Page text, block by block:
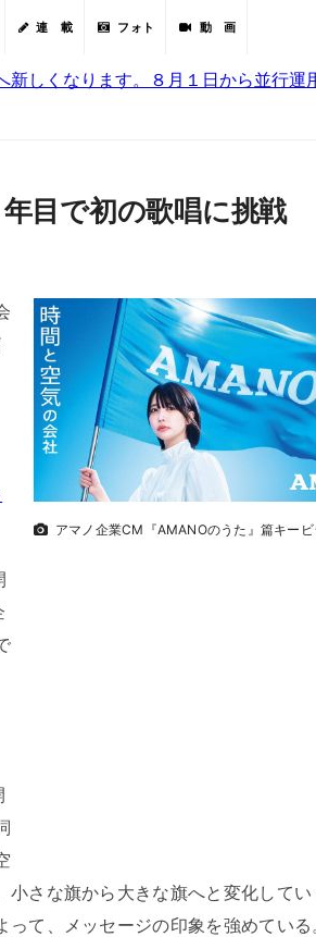
連 載 フォト 動 画
しくなります。８月１日から並行運
目で初の歌唱に挑戦
アマノ企業CM『AMANOのうた』篇キー
さな旗から大きな旗へと変化してい
て、メッセージの印象を強めている